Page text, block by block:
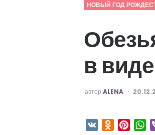
НОВЫЙ ГОД
в
ОПУБЛИКОВАНО
автор ALENA
VK